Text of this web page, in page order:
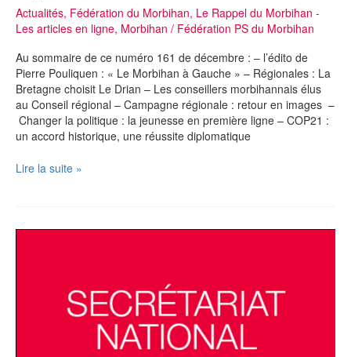
Actualités, Fédération du Morbihan, Le Rappel du Morbihan -
Les articles en ligne, Morbihan / Fédération PS du Morbihan
Au sommaire de ce numéro 161 de décembre : – l’édito de
Pierre Pouliquen : « Le Morbihan à Gauche » – Régionales : La
Bretagne choisit Le Drian – Les conseillers morbihannais élus
au Conseil régional – Campagne régionale : retour en images –
Changer la politique : la jeunesse en première ligne – COP21 :
un accord historique, une réussite diplomatique
Rappel
Lire la suite »